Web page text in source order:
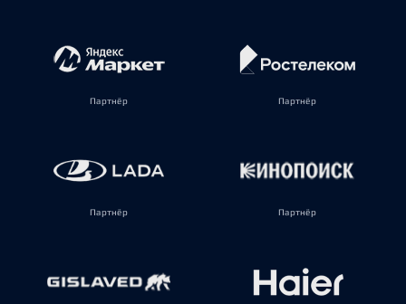
Партнёр Партнёр
Партнёр Партнёр